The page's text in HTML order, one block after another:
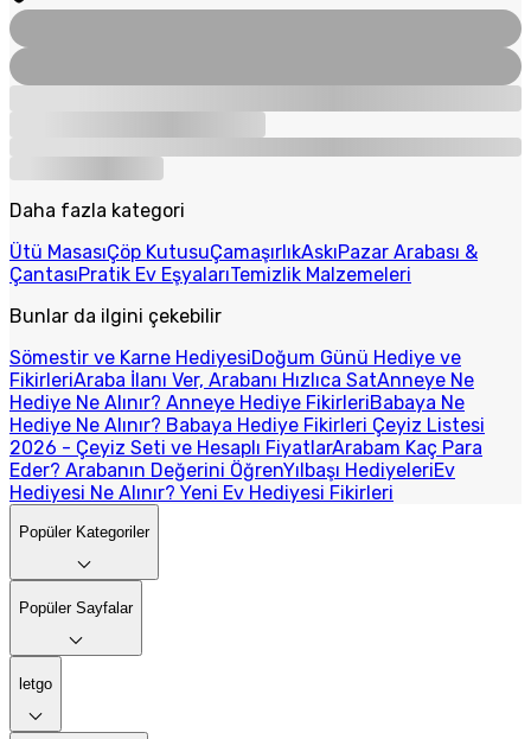
Daha fazla kategori
Ütü MasasıÇöp KutusuÇamaşırlıkAskıPazar Arabası &
ÇantasıPratik Ev EşyalarıTemizlik Malzemeleri
Bunlar da ilgini çekebilir
Sömestir ve Karne HediyesiDoğum Günü Hediye ve
FikirleriAraba İlanı Ver, Arabanı Hızlıca SatAnneye Ne
Hediye Ne Alınır? Anneye Hediye FikirleriBabaya Ne
Hediye Ne Alınır? Babaya Hediye Fikirleri Çeyiz Listesi
2026 - Çeyiz Seti ve Hesaplı FiyatlarArabam Kaç Para
Eder? Arabanın Değerini ÖğrenYılbaşı HediyeleriEv
Hediyesi Ne Alınır? Yeni Ev Hediyesi Fikirleri
Popüler Kategoriler
Popüler Sayfalar
letgo